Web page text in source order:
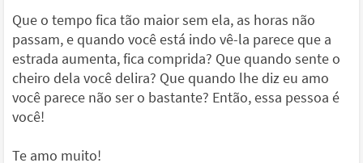
Que o tempo fica tão maior sem ela, as horas não
passam, e quando você está indo vê-la parece que a
estrada aumenta, fica comprida? Que quando sente o
cheiro dela você delira? Que quando lhe diz eu amo
você parece não ser o bastante? Então, essa pessoa é
você!
Te amo muito!